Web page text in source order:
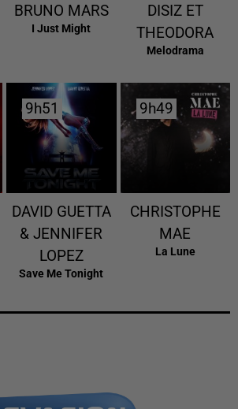
BRUNO MARS
I Just Might
DISIZ ET
THEODORA
Melodrama
9h51
9h51
DAVID GUETTA
& JENNIFER
LOPEZ
Save Me Tonight
9h49
9h49
CHRISTOPHE
MAE
La Lune